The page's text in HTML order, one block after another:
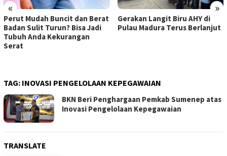
« »
Perut Mudah Buncit dan Berat
Badan Sulit Turun? Bisa Jadi
Tubuh Anda Kekurangan
Serat
Gerakan Langit Biru AHY di
Pulau Madura Terus Berlanjut
TAG: INOVASI PENGELOLAAN KEPEGAWAIAN
BKN Beri Penghargaan Pemkab Sumenep atas
Inovasi Pengelolaan Kepegawaian
TRANSLATE